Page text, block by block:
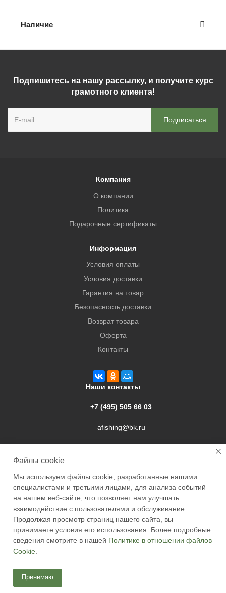
Наличие
Подпишитесь на нашу рассылку, и получите курс
грамотного клиента!
Компания
О компании
Политика
Подарочные сертификаты
Информация
Условия оплаты
Условия доставки
Гарантия на товар
Безопасность доставки
Возврат товара
Оферта
Контакты
Наши контакты
+7 (495) 505 66 03
afishing@bk.ru
2026 © Academyfishing - продажа товаров для рыбалки по
Москве и России
Файлы cookie
Мы используем файлы cookie, разработанные нашими
специалистами и третьими лицами, для анализа событий
на нашем веб-сайте, что позволяет нам улучшать
взаимодействие с пользователями и обслуживание.
Продолжая просмотр страниц нашего сайта, вы
принимаете условия его использования. Более подробные
сведения смотрите в нашей Политике в отношении файлов
Cookie
Принимаю